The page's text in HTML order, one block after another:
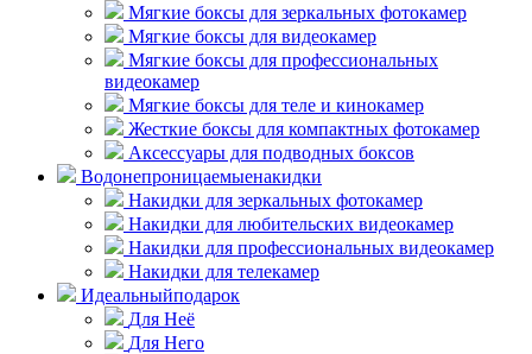
Мягкие боксы для зеркальных фотокамер
Мягкие боксы для видеокамер
Мягкие боксы для профессиональных
видеокамер
Мягкие боксы для теле и кинокамер
Жесткие боксы для компактных фотокамер
Аксессуары для подводных боксов
Водонепроницаемыенакидки
Накидки для зеркальных фотокамер
Накидки для любительских видеокамер
Накидки для профессиональных видеокамер
Накидки для телекамер
Идеальныйподарок
Для Неё
Для Него